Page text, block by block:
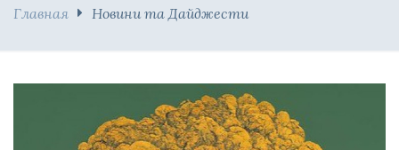
Главная Новини та Дайджести